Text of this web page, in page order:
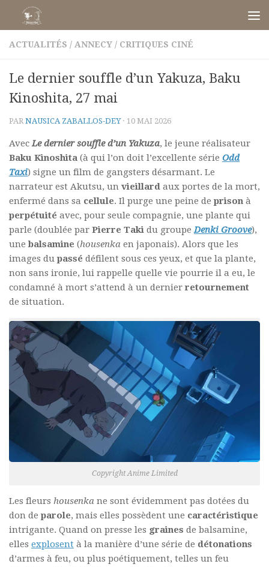
Skip to content
ACTUALITÉS / ANNECY / CRITIQUES CINÉ
Le dernier souffle d’un Yakuza, Baku
Kinoshita, 27 mai
PAR NAUSICA ZABALLOS-DEY · 10 MAI 2026
AvecLe dernier souffle d’un Yakuza, le jeune réalisateur
Baku Kinoshita (à qui l’on doit l’excellente série Odd
Taxi) signe un film de gangsters désarmant. Le
narrateur est Akutsu, un vieillard aux portes de la mort,
enfermé dans sa cellule. Il purge une peine de prison à
perpétuité avec, pour seule compagnie, une plante qui
parle (doublée par Pierre Taki du groupeDenki Groove),
unebalsamine (housenka en japonais). Alors que les
images du passé défilent sous ces yeux, et que la plante,
non sans ironie, lui rappelle quelle vie pourrie il a eu, le
condamné à mort s’attend à un dernierretournement
de situation.
Copyright Anime Limited
Les fleurs housenka ne sont évidemment pas dotées du
don de parole, mais elles possèdent une caractéristique
intrigante. Quand on presse les graines de balsamine,
elles explosent à la manière d’une série de détonations
d’armes à feu, ou plus poétiquement, telles un feu